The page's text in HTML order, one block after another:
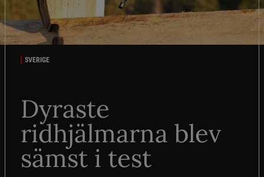
SVERIGE
Dyraste
ridhjälmarna blev
sämst i test